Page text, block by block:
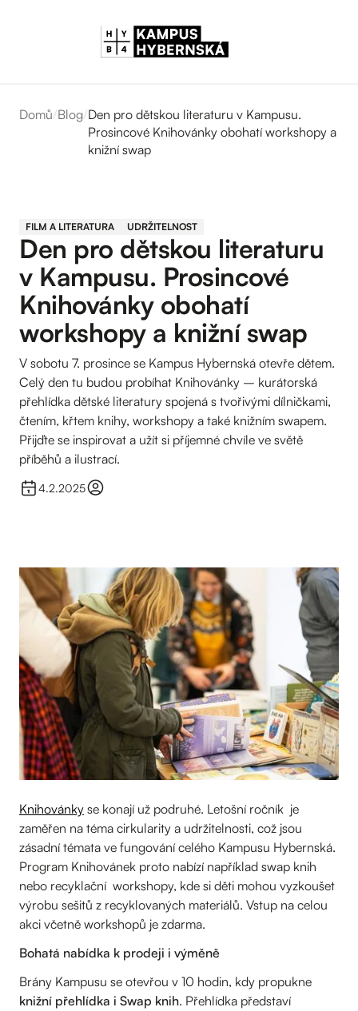
Domů/Blog/Den pro dětskou literaturu v Kampusu.
Prosincové Knihovánky obohatí workshopy a
knižní swap
FILM A LITERATURA UDRŽITELNOST
Den pro dětskou literaturu
v Kampusu. Prosincové
Knihovánky obohatí
workshopy a knižní swap
V sobotu 7. prosince se Kampus Hybernská otevře dětem.
Celý den tu budou probíhat Knihovánky – kurátorská
přehlídka dětské literatury spojená s tvořivými dílničkami,
čtením, křtem knihy, workshopy a také knižním swapem.
Přijďte se inspirovat a užít si příjemné chvíle ve světě
příběhů a ilustrací.
4.2.2025
Knihovánky se konají už podruhé. Letošní ročník je
zaměřen na téma cirkularity a udržitelnosti, což jsou
zásadní témata ve fungování celého Kampusu Hybernská.
Program Knihovánek proto nabízí například swap knih
nebo recyklační workshopy, kde si děti mohou vyzkoušet
výrobu sešitů z recyklovaných materiálů. Vstup na celou
akci včetně workshopů je zdarma.
Bohatá nabídka k prodeji i výměně
Brány Kampusu se otevřou v 10 hodin, kdy propukne
knižní přehlídka i Swap knih. Přehlídka představí